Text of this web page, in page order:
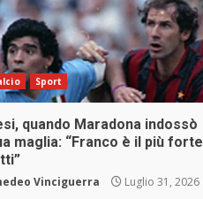
Sport
quando Maradona indossò
maglia: “Franco è il più forte
Vinciguerra Luglio 31, 2026